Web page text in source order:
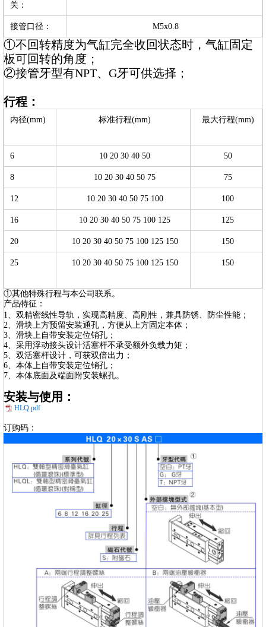
关：
接管口径： M5x0.8
①不回转精度为气缸完全收回状态时，气缸固定
板可回转的角度；
②接管牙型有NPT、G牙可供选择；
行程：
内径(mm) 标准行程(mm) 最大行程(mm)
6 10 20 30 40 50 50
8 10 20 30 40 50 75 75
12 10 20 30 40 50 75 100 100
16 10 20 30 40 50 75 100 125 125
20 10 20 30 40 50 75 100 125 150 150
25 10 20 30 40 50 75 100 125 150 150
①其他特殊行程与本公司联系。
产品特征：
1、双精密线性导轨，实现高精度、高刚性，兼具防锈、防尘性能；
2、滑块上方预留安装通孔，方便从上方固定本体；
3、滑块上自带安装定位销孔；
4、采用浮动接头设计活塞杆不承受额外负载力矩；
5、双活塞杆设计，可获双倍出力；
6、本体上自带安装定位销孔；
7、本体底面及端面附安装螺孔。
安装与使用：
HLQ.pdf
订购码：